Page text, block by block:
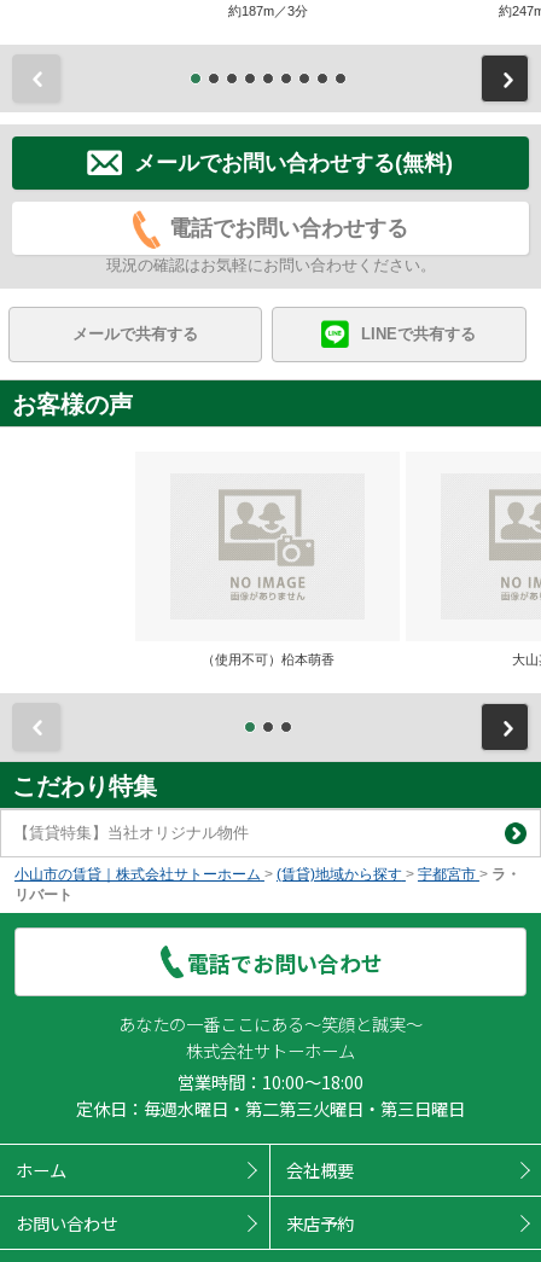
約187m／3分 約
メールでお問い合わせする(無料)
電話でお問い合わせする
現況の確認はお気軽にお問い合わせください。
メールで共有する LINEで共有する
お客様の声
（使用不可）柗本萌香 大山
こだわり特集
【賃貸特集】当社オリジナル物件
小山市の賃貸｜株式会社サトーホーム > (賃貸)地域から探す > 宇都宮市 > ラ・
リバート
電話でお問い合わせ
あなたの一番ここにある～笑顔と誠実～
株式会社サトーホーム
営業時間：10:00～18:00
定休日：毎週水曜日・第二第三火曜日・第三日曜日
ホーム 会社概要
お問い合わせ 来店予約